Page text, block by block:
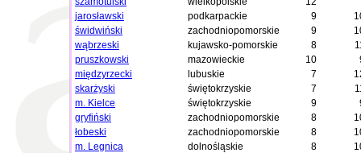
jarosławski
podkarpackie 9
świdwiński
zachodniopomorskie 9
wąbrzeski
kujawsko-pomorskie 8
pruszkowski
mazowieckie 10
międzyrzecki
lubuskie 7
skarżyski
świętokrzyskie 7
m. Kielce
świętokrzyskie 9
gryfiński
zachodniopomorskie 8
łobeski
zachodniopomorskie 8
m. Legnica
dolnośląskie 8